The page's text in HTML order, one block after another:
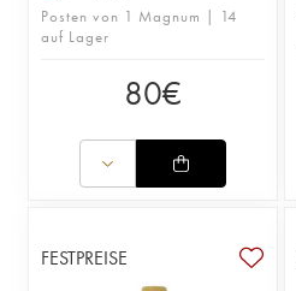
Posten von 1 Magnum | 14
auf Lager
80€
FESTPREISE